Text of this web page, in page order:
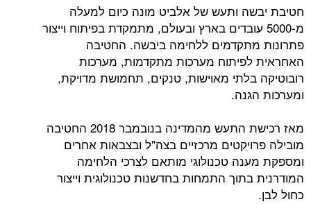
חטיבת יבשה ותעש של אלביט מונה כיום למעלה
מ-5000 עובדים בארץ ובעולם, מתמקדת בפיתוח וייצור
פתרונות מתקדמים ללחימה ביבשה. החטיבה
האחראית לפיתוח מערכות מתקדמות, מערכות
רובוטיקה בלתי מאוישות, טנקים, תחמושת מדויקת,
ומערכות הגנה.
מאז רכישת התעש מהמדינה בנובמבר 2018 החטיבה
מובילה פרויקטים מרכזיים בצה"ל ובצבאות אחרים
ומספקת מענה טכנולוגי מותאם לצרכי הלחימה
המודרנית בתוך התמחות בחדשנות טכנולוגית וייצור
כחול לבן.